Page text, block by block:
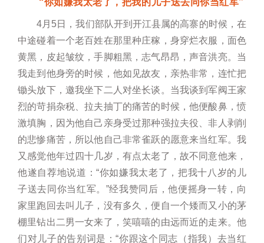
4月5日，我们部队开到开江县属的高寨的时候，在
中途碰着一个老百姓在那里种庄稼，身穿烂衣服，面色
黄黑，皮起皱纹，手脚粗黑，志气昂昂，声音洪亮。当
我走到他身旁的时候，他如见故友，亲热非常，连忙把
锄头放下，邀我坐下二人对坐长谈。当我谈到军阀王家
烈的苛捐杂税、拉夫抽丁的痛苦的时候，他便酸鼻，愤
激填胸，因为他自己亲身受过那种强拉夫役、非人剥削
的悲惨痛苦，所以他自己非常雀跃的愿意来当红军。我
又感觉他年过四十几岁，有点太老了，故不同意他来，
他遂自荐地说道：“你如嫌我太老了，把我十八岁的儿
子送去同你当红军。”经我赞同后，他便摇身一转，向
家里跑回去叫儿子，没有多久，便自一个矮而又小的茅
棚里钻出二男一女来了，笑嘻嘻的由远而近的走来。他
们对儿子的告别词是：“你跟这个同志（指我）去当红